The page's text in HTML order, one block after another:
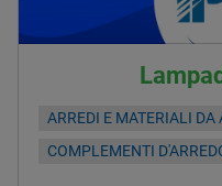
ARREDI E MATERIALI DA
COMPLEMENTI